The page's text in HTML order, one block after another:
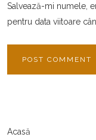
Salvează-mi numele,
pentru data viitoare
Acasă